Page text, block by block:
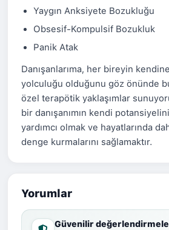
Yaygın Anksiyete Bozukluğu
Obsesif-Kompulsif Bozukluk
Panik Atak
Danışanlarıma, her bireyin
yolculuğu olduğunu göz önünde
özel terapötik yaklaşımlar
bir danışanımın kendi
yardımcı olmak ve hayatlarında
denge kurmalarını sağlamaktır.
Yorumlar
Güvenilir